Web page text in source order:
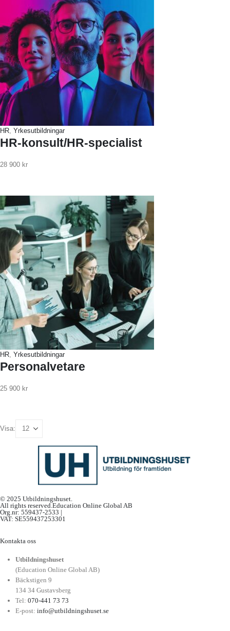
HR, Yrkesutbildningar
HR-konsult/HR-specialist
28 900 kr
HR, Yrkesutbildningar
Personalvetare
25 900 kr
Visa:
© 2025 Utbildningshuset.
All rights reserved.Education Online Global AB
Org.nr: 559437-2533 |
VAT: SE559437253301
Kontakta oss
Utbildningshuset
(Education Online Global AB)
Bäckstigen 9
134 34 Gustavsberg
Tel: 070-441 73 73
E-post: info@utbildningshuset.se